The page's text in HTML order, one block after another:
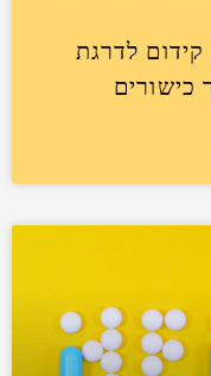
לדרגת
כישורים